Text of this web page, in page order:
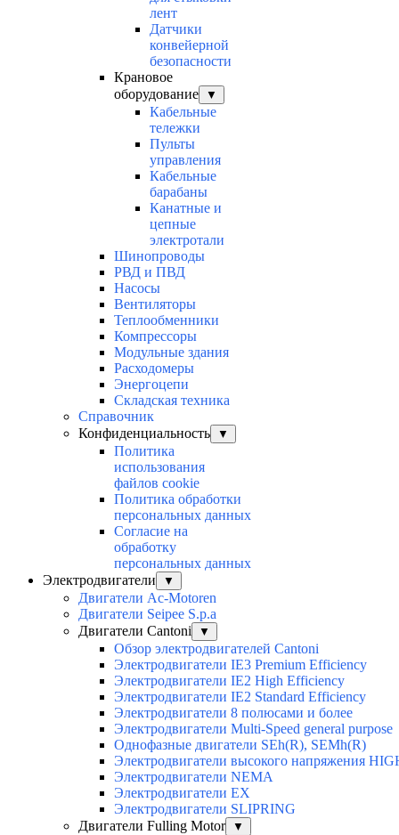
лент
Датчики
конвейерной
безопасности
Крановое
оборудование
▼
Кабельные
тележки
Пульты
управления
Кабельные
барабаны
Канатные и
цепные
электротали
Шинопроводы
РВД и ПВД
Насосы
Вентиляторы
Теплообменники
Компрессоры
Модульные здания
Расходомеры
Энергоцепи
Складская техника
Справочник
Конфиденциальность
▼
Политика
использования
файлов cookie
Политика обработки
персональных данных
Согласие на
обработку
персональных данных
Электродвигатели
▼
Двигатели Ac-Motoren
Двигатели Seipee S.p.a
Двигатели Cantoni
▼
Обзор электродвигателей Cantoni
Электродвигатели IE3 Premium Efficiency
Электродвигатели IE2 High Efficiency
Электродвигатели IE2 Standard Efficiency
Электродвигатели 8 полюсами и более
Электродвигатели Multi-Speed general purpose
Однофазные двигатели SEh(R), SEMh(R)
Электродвигатели высокого напряжения
Электродвигатели NEMA
Электродвигатели EX
Электродвигатели SLIPRING
Двигатели Fulling Motor
▼